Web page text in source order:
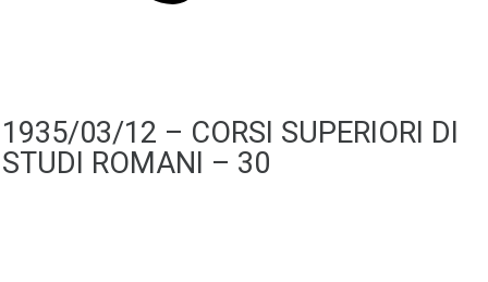
1935/03/12 – CORSI SUPERIORI DI
STUDI ROMANI – 30